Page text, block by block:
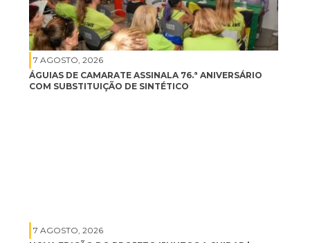
7 AGOSTO, 2026
ÁGUIAS DE CAMARATE ASSINALA 76.ª ANIVERSÁRIO
COM SUBSTITUIÇÃO DE SINTÉTICO
7 AGOSTO, 2026